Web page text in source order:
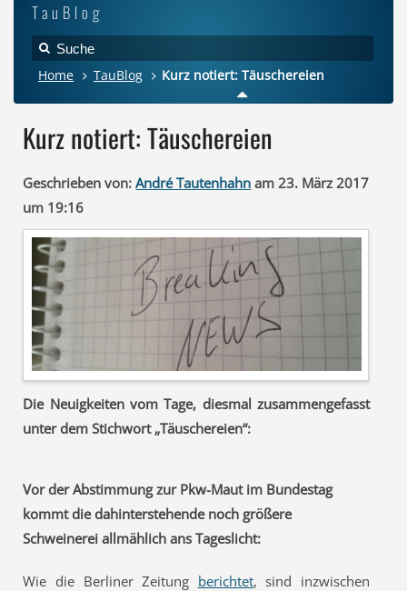
TauBlog
Home TauBlog Kurz notiert: Täuschereien
Kurz notiert: Täuschereien
Geschrieben von: André Tautenhahn am 23. März 2017
um 19:16
Die Neuigkeiten vom Tage, diesmal zusammengefasst
unter dem Stichwort „Täuschereien“:
Vor der Abstimmung zur Pkw-Maut im Bundestag
kommt die dahinterstehende noch größere
Schweinerei allmählich ans Tageslicht:
Wie die Berliner Zeitung berichtet, sind inzwischen